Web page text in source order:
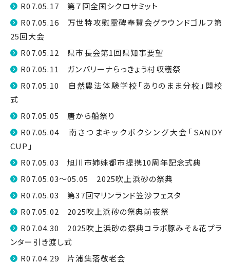
R07.05.17 第７回全国シクロサミット
R07.05.16 万世特攻慰霊碑奉賛会グラウンドゴルフ第
25回大会
R07.05.12 県市長会第1回県知事要望
R07.05.11 ガンバリーナらっきょう村収穫祭
R07.05.10 自然農法体験学校「ありのまま分校」開校
式
R07.05.05 唐から船祭り
R07.05.04 南さつまキックボクシング大会「SANDY
CUP」
R07.05.03 旭川市姉妹都市提携10周年記念式典
R07.05.03～05.05 2025吹上浜砂の祭典
R07.05.03 第37回マリンランド笠沙フェスタ
R07.05.02 2025吹上浜砂の祭典前夜祭
R07.04.30 2025吹上浜砂の祭典コラボ豚みそ＆花プラ
ンター引き渡し式
R07.04.29 片浦集落敬老会